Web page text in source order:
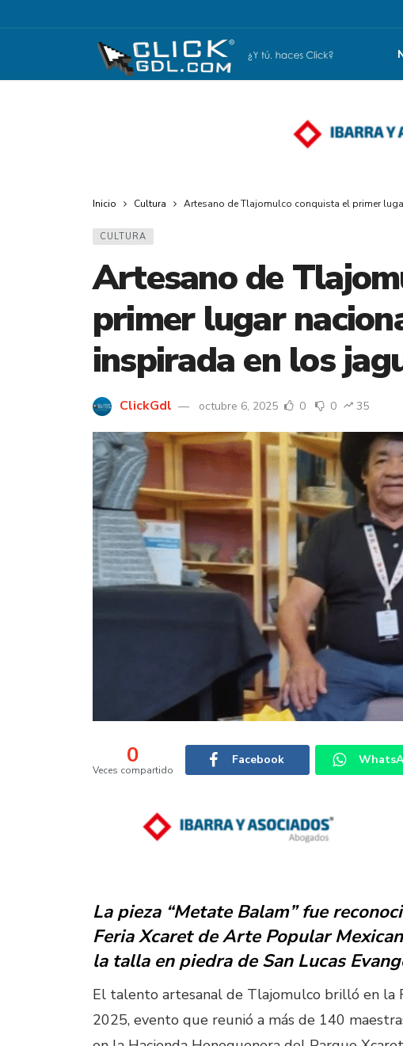
Inicio Cultura Artesano de Tlajomulco conquista el primer
CULTURA
Artesano de
primer lugar
inspirada en los
ClickGdl octubre 6, 2025 0 0 35
0
Veces compartido
Facebook
La pieza “Metate Balam” fue
Feria Xcaret de Arte Popular
la talla en piedra de San Lucas
El talento artesanal de Tlajomulco brilló en la
2025, evento que reunió a más de 140